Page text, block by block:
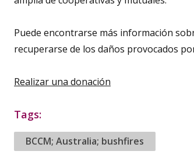
Puede encontrarse más información
recuperarse de los daños provocados
Realizar una donación
Tags:
BCCM; Australia; bushfires